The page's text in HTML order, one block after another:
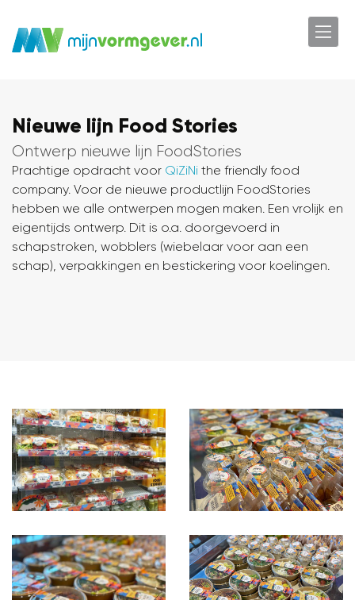
Nieuwe lijn Food Stories
Ontwerp nieuwe lijn FoodStories
Prachtige opdracht voor QiZiNi the friendly food
company. Voor de nieuwe productlijn FoodStories
hebben we alle ontwerpen mogen maken. Een vrolijk en
eigentijds ontwerp. Dit is o.a. doorgevoerd in
schapstroken, wobblers (wiebelaar voor aan een
schap), verpakkingen en bestickering voor koelingen.